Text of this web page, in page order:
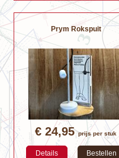
Prym Rokspuit
€ 24,95prijs per stuk
Details Bestellen